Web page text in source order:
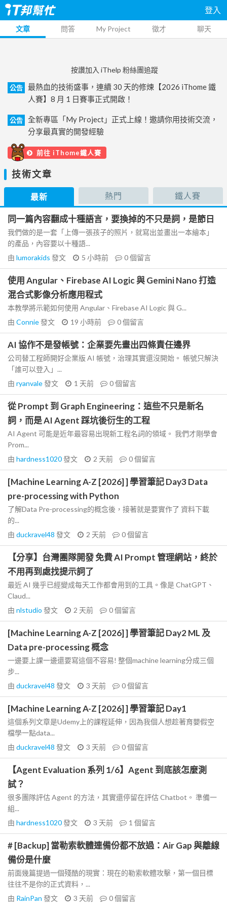
登入
文章 問答 My Project 徵才 聊天
按讚加入 iThelp 粉絲團追蹤
公告
最熱血的技術盛事，連續 30 天的修煉【2026 iThome 鐵
人賽】8 月 1 日賽事正式開啟！
公告
全新專區「My Project」正式上線！邀請你用技術交流，
分享最真實的開發經驗
前往 iThome鐵人賽
技術文章
最新 熱門 鐵人賽
同一篇內容翻成十種語言，要換掉的不只是詞，是節日
我們做的是一套「上傳一張孩子的照片，就寫出並畫出一本繪本」
的產品，內容要以十種語...
由 lumorakids 發文 5 小時前 0個留言
使用 Angular、Firebase AI Logic 與 Gemini Nano 打造
混合式影像分析應用程式
本教學將示範如何使用 Angular、Firebase AI Logic 與 G...
由 Connie發文 19 小時前 0個留言
AI 協作不是發帳號：企業要先畫出四條責任邊界
公司替工程師開好企業版 AI 帳號，治理其實還沒開始。 帳號只解決
「誰可以登入」...
由 ryanvale發文 1 天前 0個留言
從 Prompt 到 Graph Engineering：這些不只是新名
詞，而是 AI Agent 踩坑後衍生的工程
AI Agent 可能是近年最容易出現新工程名詞的領域。 我們才剛學會
Prom...
由 hardness1020發文 2 天前 0個留言
[Machine Learning A-Z [2026] ] 學習筆記 Day3 Data
pre-processing with Python
了解Data Pre-processing的概念後，接著就是要實作了 資料下載
的...
由 duckravel48 發文 2 天前 0個留言
【分享】台灣團隊開發 免費 AI Prompt 管理網站，終於
不用再到處找提示詞了
最近 AI 幾乎已經變成每天工作都會用到的工具。像是 ChatGPT、
Claud...
由 nlstudio 發文 2 天前 0個留言
[Machine Learning A-Z [2026] ] 學習筆記 Day2 ML 及
Data pre-processing 概念
一邊要上課一邊還要寫這個不容易! 整個machine learning分成三個
步...
由 duckravel48 發文 3 天前 0個留言
[Machine Learning A-Z [2026] ] 學習筆記 Day1
這個系列文章是Udemy上的課程延伸，因為我個人想趁著育嬰假空
檔學一點data...
由 duckravel48 發文 3 天前 0個留言
【Agent Evaluation 系列 1/6】Agent 到底該怎麼測
試？
很多團隊評估 Agent 的方法，其實還停留在評估 Chatbot。 準備一
組...
由 hardness1020發文 3 天前 1 個留言
# [Backup] 當勒索軟體連備份都不放過：Air Gap 與離線
備份是什麼
前面幾篇提過一個殘酷的現實：現在的勒索軟體攻擊，第一個目標
往往不是你的正式資料，...
由 RainPan 發文 3 天前 0個留言